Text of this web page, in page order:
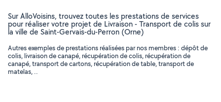
Sur AlloVoisins, trouvez toutes les prestations de services
pour réaliser votre projet de Livraison - Transport de colis sur
la ville de Saint-Gervais-du-Perron (Orne)
Autres exemples de prestations réalisées par nos membres : dépôt de
colis, livraison de canapé, récupération de colis, récupération de
canapé, transport de cartons, récupération de table, transport de
matelas, ..